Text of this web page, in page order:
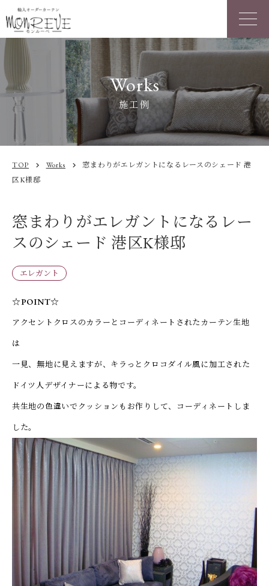
Works
施工例
TOP chevron_right Works chevron_right
窓まわりがエレガントになるレースのシェード 港
区K様邸
窓まわりがエレガントになるレー
スのシェード 港区K様邸
エレガント
☆POINT☆
アクセントクロスのカラーとコーディネートされたカーテン生地
は
一見、無地に見えますが、キラっとクロコダイル風に加工された
ドイツ人デザイナーによる物です。
共生地の色違いでクッションもお作りして、コーディネートしま
した。